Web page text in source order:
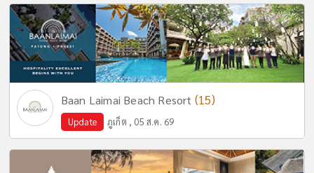
Baan Laimai Beach Resort (15)
Update ภูเก็ต , 05 ส.ค. 69